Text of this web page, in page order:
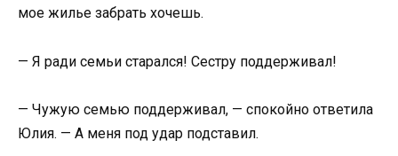
мое жилье забрать хочешь.
— Я ради семьи старался! Сестру поддерживал!
— Чужую семью поддерживал, — спокойно ответила
Юлия. — А меня под удар подставил.